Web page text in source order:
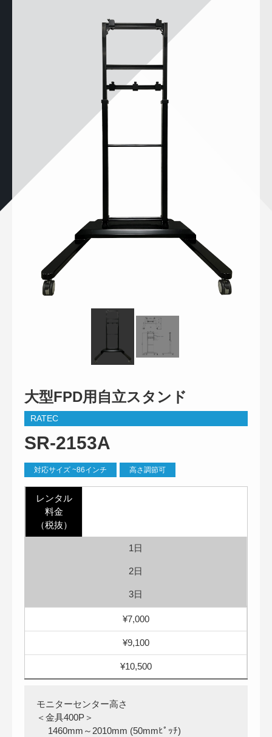
大型FPD用自立スタンド
RATEC
SR-2153A
対応サイズ ~86インチ 高さ調節可
レンタル
料金
（税抜）
1日
2日
3日
¥7,000
¥9,100
¥10,500
モニターセンター高さ
＜金具400P＞
1460mm～2010mm (50mmﾋﾟｯﾁ)